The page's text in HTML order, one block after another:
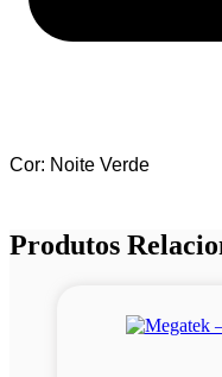
Cor: Noite Verde
Produtos